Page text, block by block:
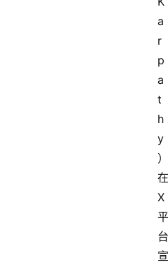
a
r
p
a
t
h
y
）
在
X
平
台
宣